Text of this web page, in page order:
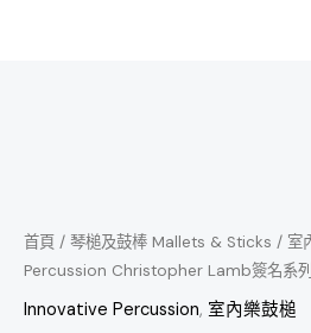
首頁 / 琴槌及鼓棒 Mallets & Sticks / 室
Percussion Christopher Lamb簽名系
Innovative Percussion, 室內樂鼓槌
Christopher
Lamb
簽